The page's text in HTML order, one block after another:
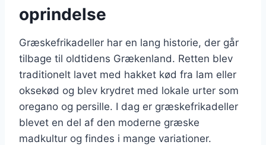
oprindelse
Græskefrikadeller har en lang historie, der går
tilbage til oldtidens Grækenland. Retten blev
traditionelt lavet med hakket kød fra lam eller
oksekød og blev krydret med lokale urter som
oregano og persille. I dag er græskefrikadeller
blevet en del af den moderne græske
madkultur og findes i mange variationer.